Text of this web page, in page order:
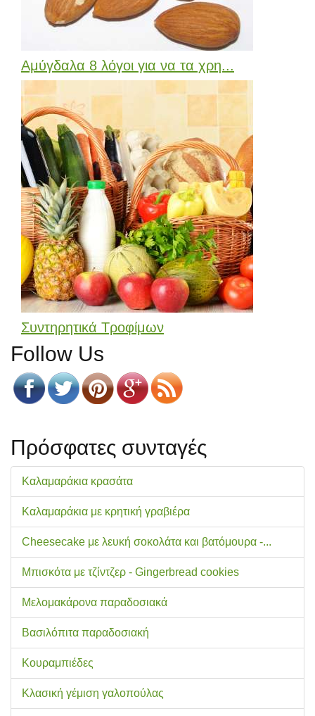
Αμύγδαλα 8 λόγοι για να τα χρη...
Συντηρητικά Τροφίμων
Follow Us
Πρόσφατες συνταγές
Καλαμαράκια κρασάτα
Καλαμαράκια με κρητική γραβιέρα
Cheesecake με λευκή σοκολάτα και βατόμουρα -...
Μπισκότα με τζίντζερ - Gingerbread cookies
Μελομακάρονα παραδοσιακά
Βασιλόπιτα παραδοσιακή
Κουραμπιέδες
Κλασική γέμιση γαλοπούλας